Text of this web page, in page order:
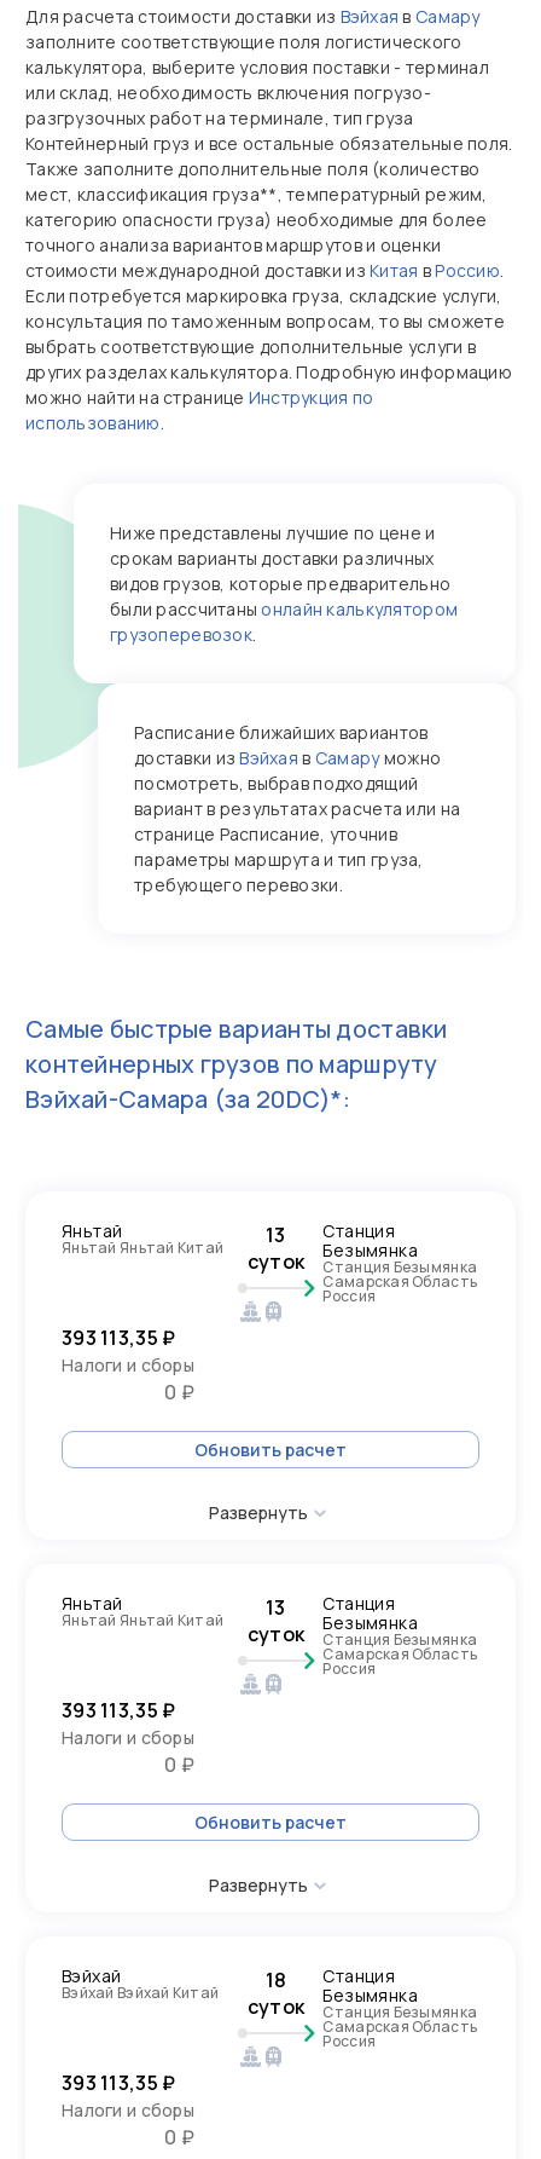
Для расчета стоимости доставки из Вэйхая в Самару
заполните соответствующие поля логистического
калькулятора, выберите условия поставки - терминал
или склад, необходимость включения погрузо-
разгрузочных работ на терминале, тип груза
Контейнерный груз и все остальные обязательные поля.
Также заполните дополнительные поля (количество
мест, классификация груза**, температурный режим,
категорию опасности груза) необходимые для более
точного анализа вариантов маршрутов и оценки
стоимости международной доставки изКитая вРоссию.
Если потребуется маркировка груза, складские услуги,
консультация по таможенным вопросам, то вы сможете
выбрать соответствующие дополнительные услуги в
других разделах калькулятора. Подробную информацию
можно найти на странице Инструкция по
использованию.
Ниже представлены лучшие по цене и
срокам варианты доставки различных
видов грузов, которые предварительно
были рассчитаны онлайн калькулятором
грузоперевозок.
Расписание ближайших вариантов
доставки изВэйхая в Самаруможно
посмотреть, выбрав подходящий
вариант в результатах расчета или на
странице Расписание, уточнив
параметры маршрута и тип груза,
требующего перевозки.
Самые быстрые варианты доставки
контейнерных грузов по маршруту
Вэйхай-Самара (за 20DC)*:
Яньтай
Яньтай Яньтай Китай
13
суток
Станция
Безымянка
Станция Безымянка
Самарская Область
Россия
393 113,35 ₽
Налоги и сборы
0 ₽
Обновить расчет
Развернуть
Яньтай
Яньтай Яньтай Китай
13
суток
Станция
Безымянка
Станция Безымянка
Самарская Область
Россия
393 113,35 ₽
Налоги и сборы
0 ₽
Обновить расчет
Развернуть
Вэйхай
Вэйхай Вэйхай Китай
18
суток
Станция
Безымянка
Станция Безымянка
Самарская Область
Россия
393 113,35 ₽
Налоги и сборы
0 ₽